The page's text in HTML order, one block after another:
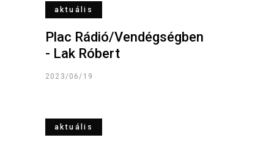
aktuális
Plac Rádió/Vendégségben
- Lak Róbert
2023/06/19
aktuális